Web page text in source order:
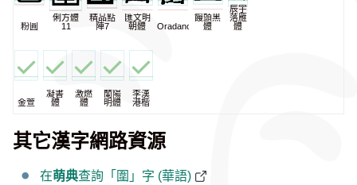
粉圓
俐方體
11
精品點
陣7
匯文明
朝體
Oradano
饅頭黑
體
辰宇
落雁
體
金萱
凝書
體
激燃
體
蘭陽
明體
李漢
港楷
其它漢字網路資源
在萌典查詢「圍」字 (華語)